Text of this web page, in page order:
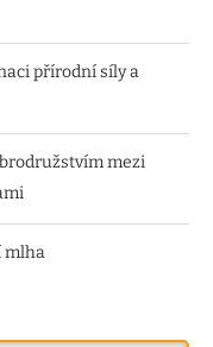
přírodní síly a
mezi
mlha